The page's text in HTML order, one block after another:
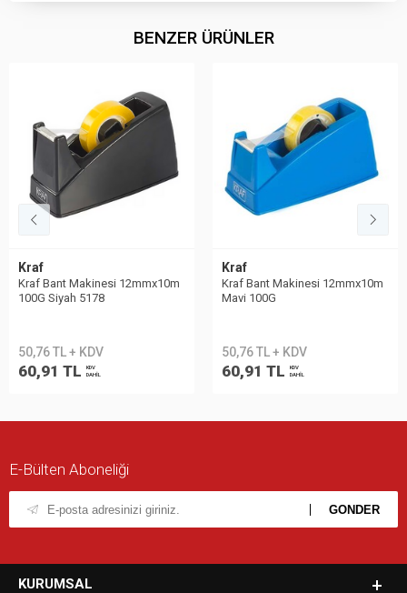
BENZER ÜRÜNLER
Kraf
Kraf Bant Makinesi 12mmx10m
100G Siyah 5178
50,76 TL + KDV
60,91 TL
KDV
DAHİL
Kraf
Kraf Bant Makinesi 12mmx10m
Mavi 100G
50,76 TL + KDV
60,91 TL
KDV
DAHİL
E-Bülten Aboneliği
KURUMSAL